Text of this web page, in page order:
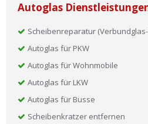
Autoglas
Scheibenreparatur
Autoglas für PKW
Autoglas für Wohnmobile
Autoglas für LKW
Autoglas für Busse
Scheibenkratzer entfernen